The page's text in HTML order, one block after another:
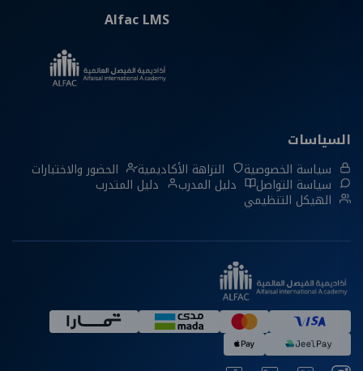
Alfac LMS
السياسات
سياسة الخصوصية النزاهة الأكاديمية الحضور والاختبارات
سياسة التواصل دليل المدرب دليل المتدرب
الهيكل التنظيمي